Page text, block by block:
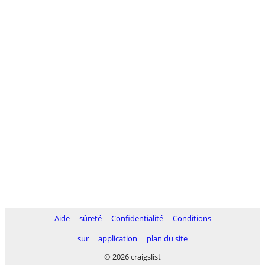
Aide sûreté Confidentialité
Conditions
sur
application
plan du site
© 2026 craigslist